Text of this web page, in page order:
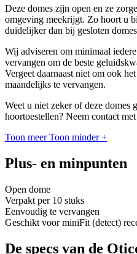
Deze domes zijn open en ze
omgeving meekrijgt. Zo hoort u
duidelijker dan bij gesloten
Wij adviseren om minimaal
vervangen om de beste
Vergeet daarnaast niet om ook
maandelijks te vervangen.
Weet u niet zeker of deze domes
hoortoestellen? Neem contact
Toon meer Toon minder +
Plus- en minpunten
Open dome
Verpakt per 10 stuks
Eenvoudig te vervangen
Geschikt voor miniFit (detect)
De specs van de